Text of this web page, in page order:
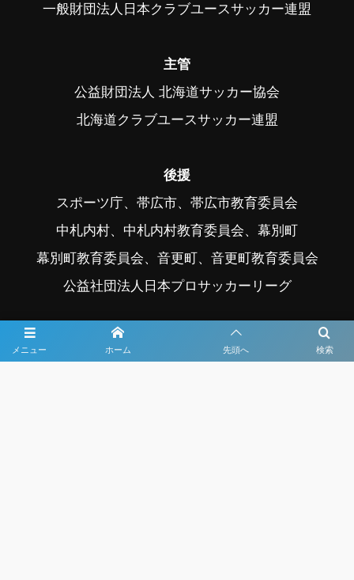
メニュー 検索
ホーム 先頭へ
一般財団法人日本クラブユースサッカー連盟
主管
公益財団法人 北海道サッカー協会
北海道クラブユースサッカー連盟
後援
スポーツ庁、帯広市、帯広市教育委員会
中札内村、中札内村教育委員会、幕別町
幕別町教育委員会、音更町、音更町教育委員会
公益社団法人日本プロサッカーリーグ